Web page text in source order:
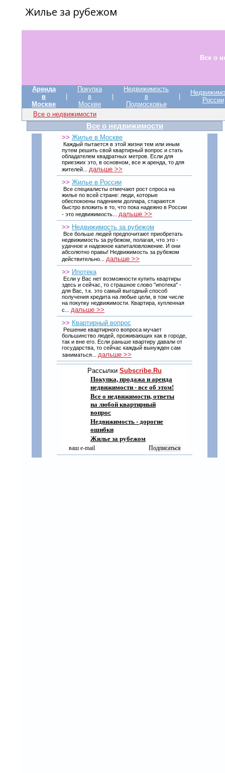
Жилье за рубежом
Все о
Аренда
в
Москве
Покупка
в
Москве
Недвижимость
в
Подмосковье
России
Все о недвижимости
Все о недвижимости
>> Жилье в Москве
Каждый пытается в этой жизни тем или иным
путем решить свой квартирный вопрос и стать
обладателем квадратных метров. Если для
приезжих это, в основном, все ж аренда, то для
жителей... дальше >>
>> Жилье в России
Все специалисты отмечают рост спроса на
жилье по всей стране: люди, которые
обеспокоены падением доллара, стараются
быстро вложить в то, что пока надежно в России
- это недвижимость... дальше >>
>> Недвижимость за рубежом
Все больше людей предпочитают приобретать
недвижимость за рубежом, полагая, что это -
удачное и надежное капиталовложение. И они
абсолютно правы! Недвижимость за рубежом
действительно... дальше >>
>> Ипотека
Если у Вас нет возможности купить квартиры
здесь и сейчас, то страшное слово "ипотека" -
для Вас, т.к. это самый выгодный способ
получения кредита на любые цели, в том числе
на покупку недвижимости. Квартира, купленная
с... дальше >>
>> Квартирный вопрос
Решение квартирного вопроса мучает
большинство людей, проживающих как в городе,
так и вне его. Если раньше квартиру давали от
государства, то сейчас каждый вынужден сам
заниматься... дальше >>
Рассылки Subscribe.Ru
Покупка, продажа и аренда
недвижимости - все об этом!
Все о недвижимости, ответы
на любой квартирный
вопрос
Недвижимость - дорогие
ошибки
Жилье за рубежом